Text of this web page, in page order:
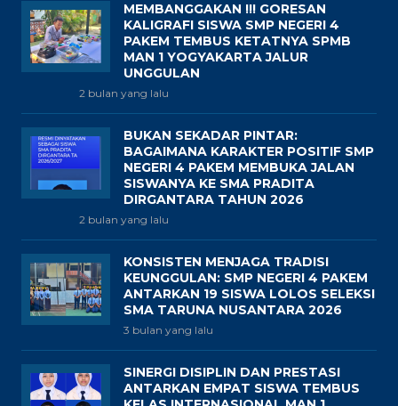
MEMBANGGAKAN !!! GORESAN
KALIGRAFI SISWA SMP NEGERI 4
PAKEM TEMBUS KETATNYA SPMB
MAN 1 YOGYAKARTA JALUR
UNGGULAN
2 bulan yang lalu
BUKAN SEKADAR PINTAR:
BAGAIMANA KARAKTER POSITIF SMP
NEGERI 4 PAKEM MEMBUKA JALAN
SISWANYA KE SMA PRADITA
DIRGANTARA TAHUN 2026
2 bulan yang lalu
KONSISTEN MENJAGA TRADISI
KEUNGGULAN: SMP NEGERI 4 PAKEM
ANTARKAN 19 SISWA LOLOS SELEKSI
SMA TARUNA NUSANTARA 2026
3 bulan yang lalu
SINERGI DISIPLIN DAN PRESTASI
ANTARKAN EMPAT SISWA TEMBUS